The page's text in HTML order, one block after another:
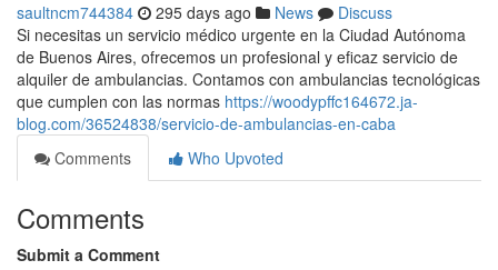
saultncm744384 295 days ago News
Discuss
Si necesitas un servicio médico urgente en la Ciudad Autónoma
de Buenos Aires, ofrecemos un profesional y eficaz servicio de
alquiler de ambulancias. Contamos con ambulancias tecnológicas
que cumplen con las normas https://woodypffc164672.ja-
blog.com/36524838/servicio-de-ambulancias-en-caba
Comments
Who Upvoted
Comments
Submit a Comment